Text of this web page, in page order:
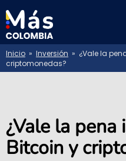
Inicio » Inversión » ¿Vale la
criptomonedas?
¿Vale la pena
Bitcoin y